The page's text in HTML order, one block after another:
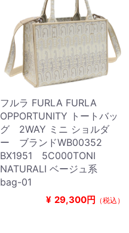
フルラ FURLA FURLA
OPPORTUNITY トートバッ
グ 2WAY ミニ ショルダ
ー ブランドWB00352
BX1951 5C000TONI
NATURALI ベージュ系
bag-01
¥ 29,300円 （税込）